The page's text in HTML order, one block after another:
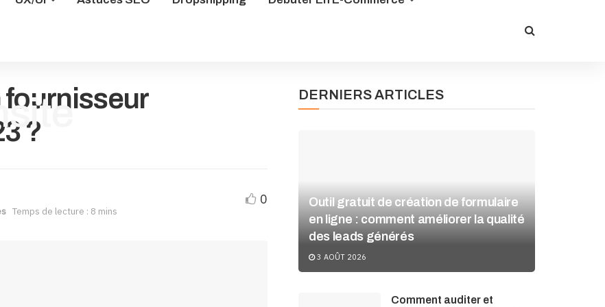
fournisseur
?
Temps de lecture : 8 mins
0
DERNIERS ARTICLES
Outil gratuit de création de formulaire
en ligne : comment améliorer la qualité
des leads générés
3 AOÛT 2026
Comment auditer et